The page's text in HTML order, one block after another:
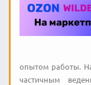
опытом работы.
частичным